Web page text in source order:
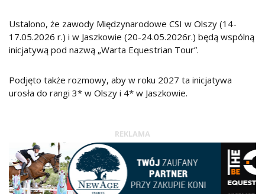
Ustalono, że zawody Międzynarodowe CSI w Olszy (14-
17.05.2026 r.) i w Jaszkowie (20-24.05.2026r.) będą wspólną
inicjatywą pod nazwą „Warta Equestrian Tour”.
Podjęto także rozmowy, aby w roku 2027 ta inicjatywa
urosła do rangi 3* w Olszy i 4* w Jaszkowie.
REKLAMA